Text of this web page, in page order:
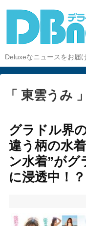
Deluxeなニュースをお届
「 東雲うみ
グラドル界
違う柄の水
ン水着”が
に浸透中！